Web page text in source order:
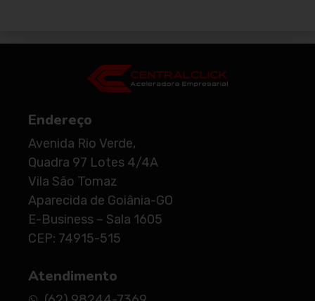
Endereço
Avenida Rio Verde,
Quadra 97 Lotes 4/4A
Vila São Tomaz
Aparecida de Goiânia-GO
E-Business – Sala 1605
CEP: 74915-515
Atendimento